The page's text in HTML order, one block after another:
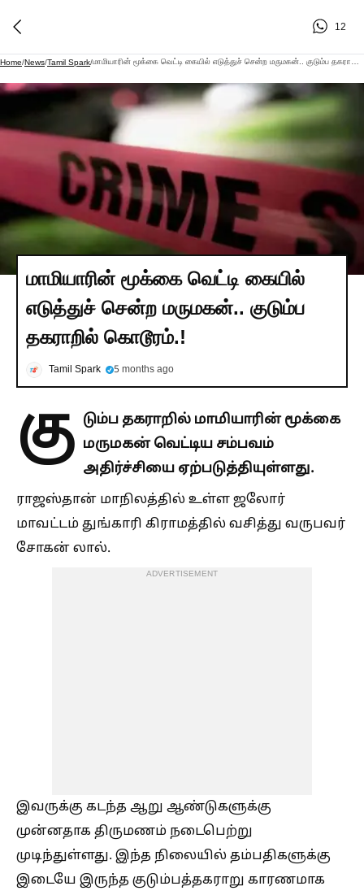
12
Home/News/Tamil Spark/
மாமியாரின் மூக்கை வெட்டி கையில்
எடுத்துச் சென்ற மருமகன்.. குடும்ப
தகராறில் கொடூரம்.!
Tamil Spark 5 months ago
கு டும்ப தகராறில் மாமியாரின் மூக்கை
மருமகன் வெட்டிய சம்பவம்
அதிர்ச்சியை ஏற்படுத்தியுள்ளது.
ராஜஸ்தான் மாநிலத்தில் உள்ள ஜலோர்
மாவட்டம் துங்காரி கிராமத்தில் வசித்து வருபவர்
சோகன் லால்.
ADVERTISEMENT
இவருக்கு கடந்த ஆறு ஆண்டுகளுக்கு
முன்னதாக திருமணம் நடைபெற்று
முடிந்துள்ளது. இந்த நிலையில் தம்பதிகளுக்கு
இடையே இருந்த குடும்பத்தகராறு காரணமாக